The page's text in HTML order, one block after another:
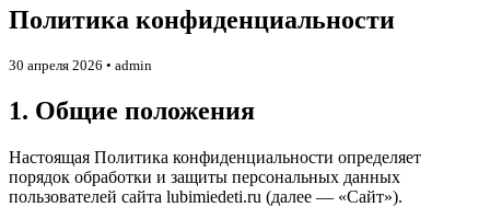
Политика конфиденциальности
30 апреля 2026 • admin
1. Общие положения
Настоящая Политика конфиденциальности определяет
порядок обработки и защиты персональных данных
пользователей сайта lubimiedeti.ru (далее — «Сайт»).